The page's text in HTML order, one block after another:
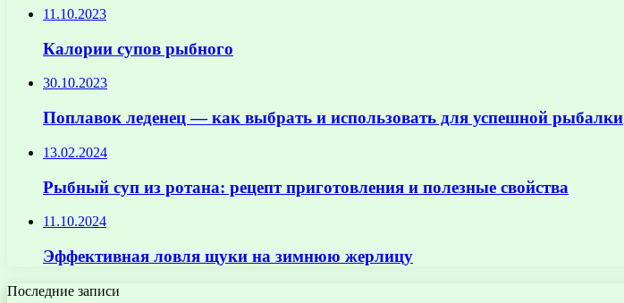
11.10.2023
Калории супов рыбного
30.10.2023
Поплавок леденец — как выбрать и использовать для успешной рыбалки
13.02.2024
Рыбный суп из ротана: рецепт приготовления и полезные свойства
11.10.2024
Эффективная ловля щуки на зимнюю жерлицу
Последние записи